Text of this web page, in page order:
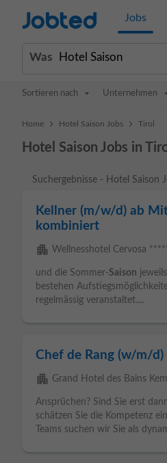
Jobted Jobs
Was
Sortieren nach Unternehmen
Home > Hotel Saison Jobs > Tirol
Hotel Saison Jobs in
Suchergebnisse - Hotel Saison
Kellner (m/w/d) ab
kombiniert
apartment Wellnesshotel Cervosa
und die Sommer-Saison
bestehen
regelmässig veranstaltet....
Chef de Rang (w/m/d)
apartment Grand Hotel des Bains
Ansprüchen? Sind Sie erst
schätzen Sie die Kompetenz
Teams suchen wir Sie als